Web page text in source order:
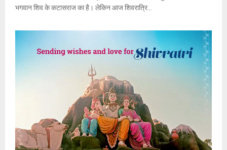
भगवान शिव के कटासराज का है। लेकिन आज शिवरात्रि...